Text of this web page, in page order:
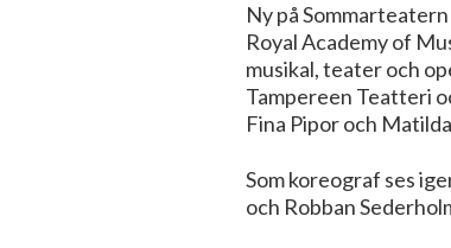
Ny på
Royal Academy of
musikal, teater och
Tampereen Teatteri
Fina Pipor och
Som koreograf ses
och Robban